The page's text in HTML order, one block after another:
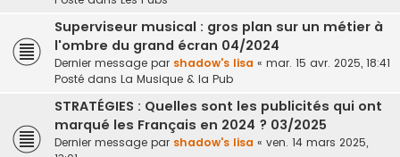
Superviseur musical : gros plan sur un métier à
l'ombre du grand écran 04/2024
Dernier message par shadow's lisa « mar. 15 avr. 2025, 18:41
Posté dans La Musique & la Pub
STRATÉGIES : Quelles sont les publicités qui ont
marqué les Français en 2024 ? 03/2025
Dernier message par shadow's lisa « ven. 14 mars 2025,